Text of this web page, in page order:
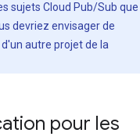
sujets Cloud Pub/Sub que
devriez envisager de
autre projet de la
pour les